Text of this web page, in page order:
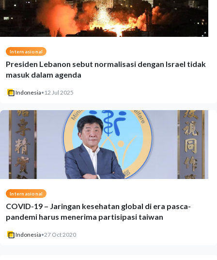
Internasional
Presiden Lebanon sebut normalisasi dengan Israel tidak
masuk dalam agenda
Indonesia• 12 Jul 2025
Internasional
COVID-19 – Jaringan kesehatan global di era pasca-
pandemi harus menerima partisipasi taiwan
Indonesia•27 Oct 2020